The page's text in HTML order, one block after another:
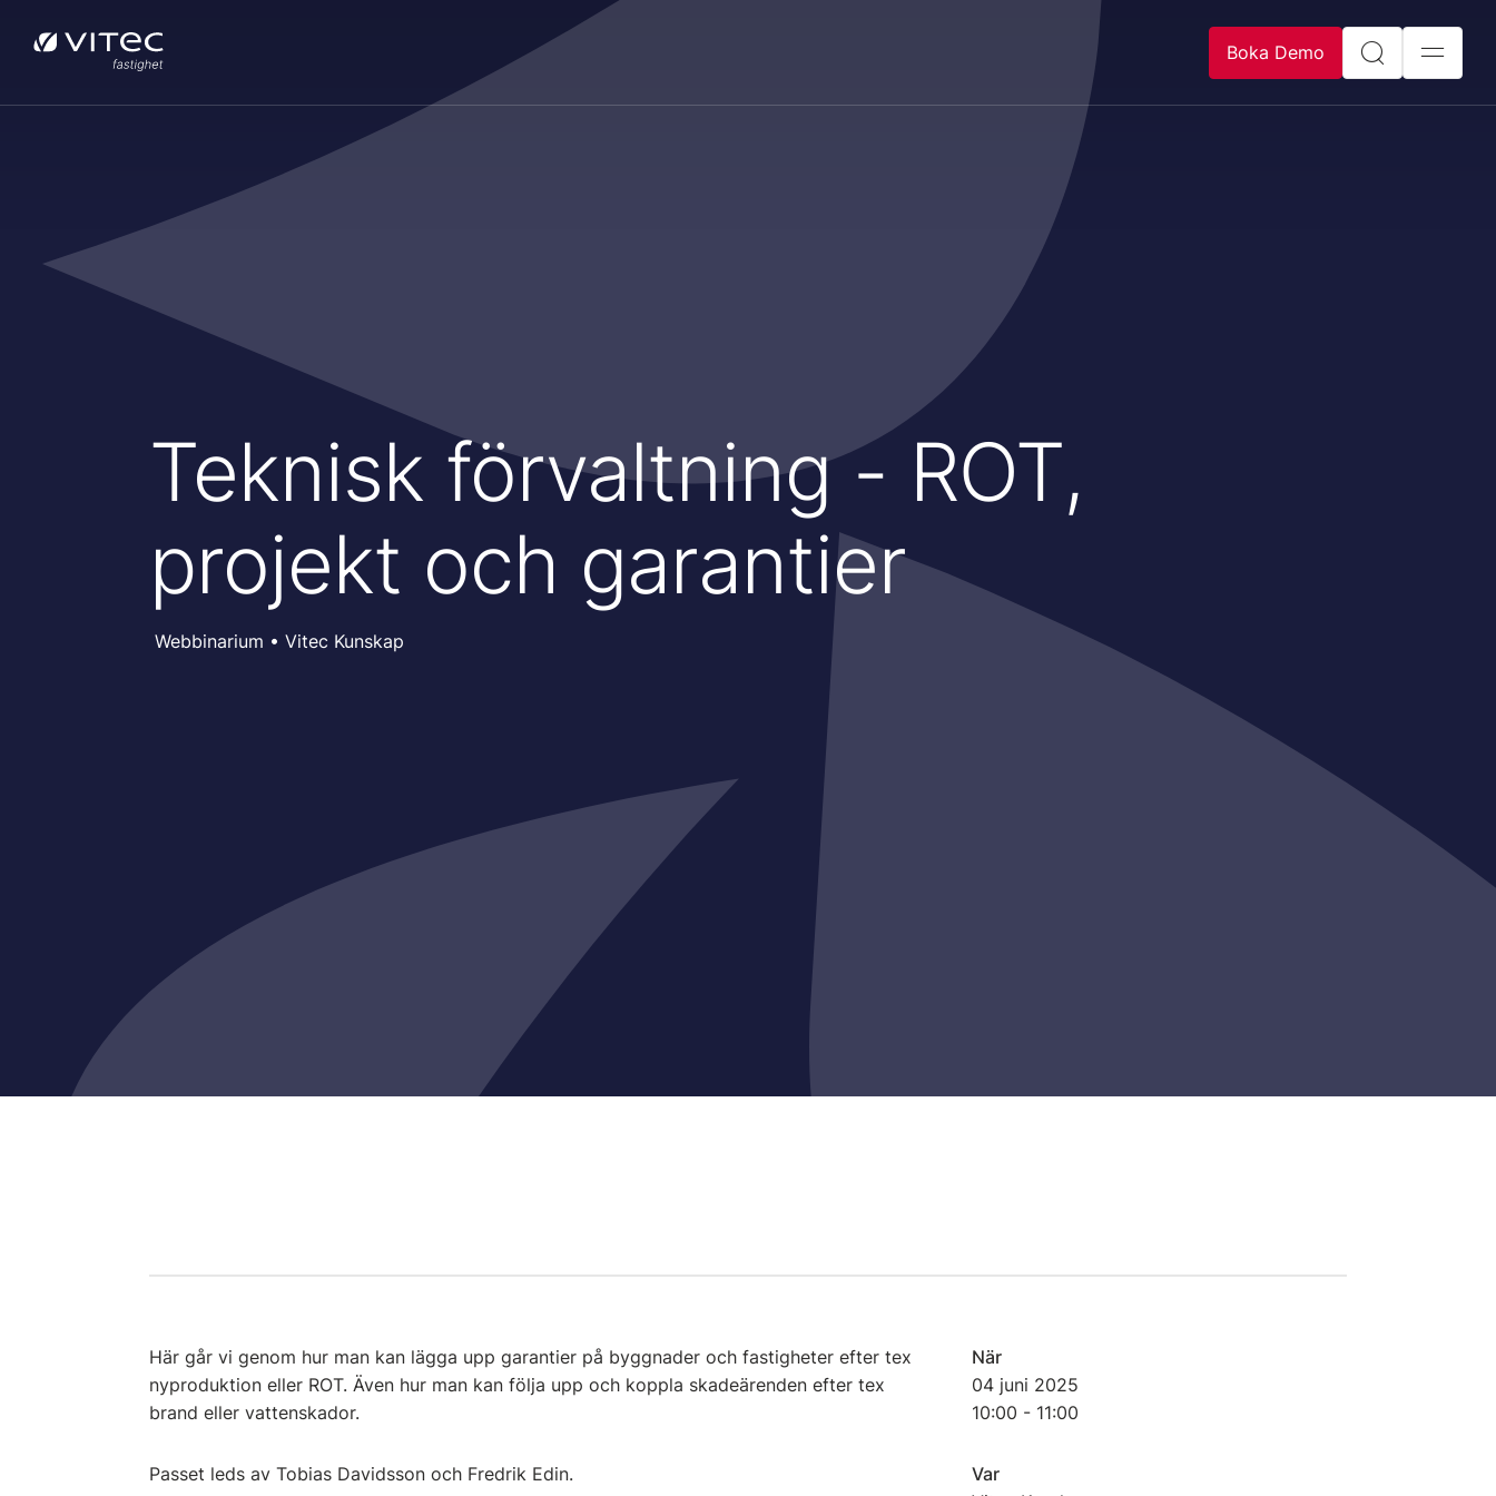
Boka Demo
Teknisk förvaltning - ROT,
projekt och garantier
Webbinarium • Vitec Kunskap
Här går vi genom hur man kan lägga upp garantier på byggnader och fastigheter efter tex
nyproduktion eller ROT. Även hur man kan följa upp och koppla skadeärenden efter tex
brand eller vattenskador.
Passet leds av Tobias Davidsson och Fredrik Edin.
När
04 juni 2025
10:00 - 11:00
Var